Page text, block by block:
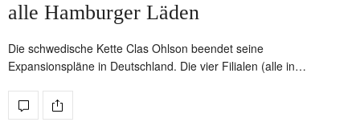
alle Hamburger Läden
Die schwedische Kette Clas Ohlson beendet seine
Expansionspläne in Deutschland. Die vier Filialen (alle in…